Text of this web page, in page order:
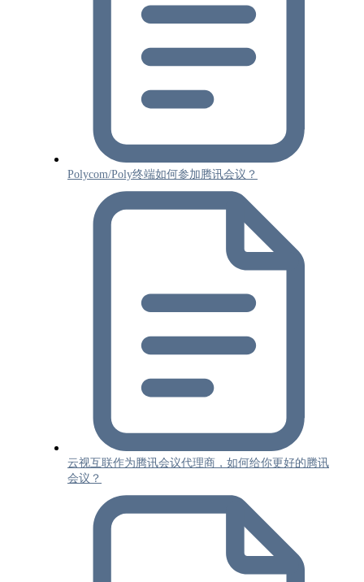
Polycom/Poly终端如何参加腾讯会议？
云视互联作为腾讯会议代理商，如何给你更好的腾讯
会议？